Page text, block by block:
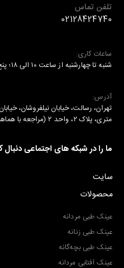
تلفن تماس
02128424740
ساعات کاری:
شنبه تا چهارشنبه از ساعت ۱۰ الی ۱۸؛ پنج شنبه ها از ساعت ۱۰ الی ۱۶
آدرس:
تهران، رسالت، خیابان نیلفروشان،
متری، پلاک ۲، واحد ۲ (مراجعه با هماهنگی قبلی)
ما را در شبکه های اجتماعی دنبال
سایت
محصولات
عینک طبی مردانه
عینک طبی زنانه
عینک طبی بچه‌گانه
عینک آفتابی مردانه